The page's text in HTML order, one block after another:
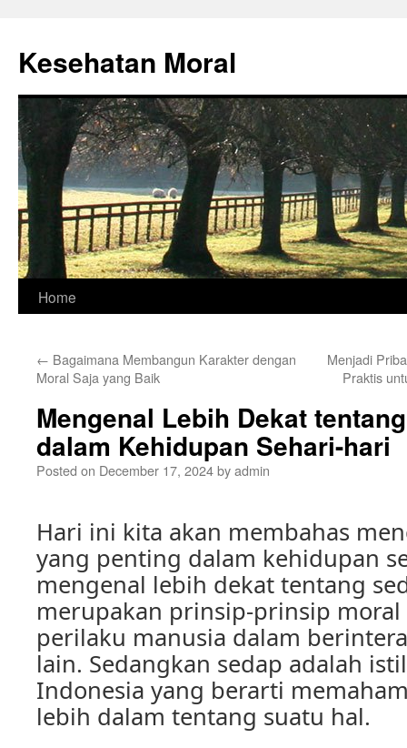
content
Kesehatan Moral
Home
← Bagaimana Membangun Karakter dengan
Moral Saja yang Baik
Menjadi
Praktis
Mengenal Lebih Dekat
dalam Kehidupan Sehari-hari
Posted on December 17, 2024byadmin
Hari ini kita akan membahas
yang penting dalam kehidupan
mengenal lebih dekat tentang
merupakan prinsip-prinsip
perilaku manusia dalam
lain. Sedangkan sedap adalah
Indonesia yang berarti
lebih dalam tentang suatu hal.